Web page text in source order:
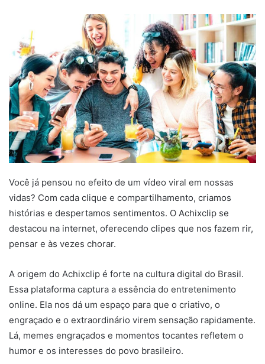
Você já pensou no efeito de um vídeo viral em nossas
vidas? Com cada clique e compartilhamento, criamos
histórias e despertamos sentimentos. O Achixclip se
destacou na internet, oferecendo clipes que nos fazem rir,
pensar e às vezes chorar.
A origem do Achixclip é forte na cultura digital do Brasil.
Essa plataforma captura a essência do entretenimento
online. Ela nos dá um espaço para que o criativo, o
engraçado e o extraordinário virem sensação rapidamente.
Lá, memes engraçados e momentos tocantes refletem o
humor e os interesses do povo brasileiro.